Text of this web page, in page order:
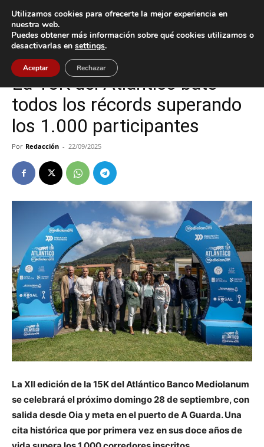
Inicio A Guarda
A Guarda Deportes
La 15K del Atlántico bate
todos los récords superando
los 1.000 participantes
Por Redacción - 22/09/2025
La XII edición de la 15K del Atlántico Banco Mediolanum
se celebrará el próximo domingo 28 de septiembre, con
salida desde Oia y meta en el puerto de A Guarda. Una
cita histórica que por primera vez en sus doce años de
Utilizamos cookies para ofrecerte la mejor experiencia en
nuestra web.
Puedes obtener más información sobre qué cookies utilizamos o
desactivarlas en settings.
Aceptar Rechazar